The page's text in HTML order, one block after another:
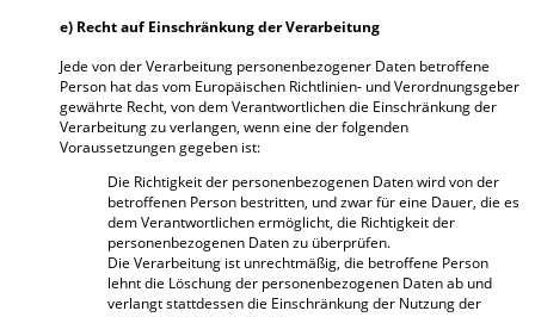
e) Recht auf Einschränkung der Verarbeitung
Jede von der Verarbeitung personenbezogener Daten betroffene
Person hat das vom Europäischen Richtlinien- und Verordnungsgeber
gewährte Recht, von dem Verantwortlichen die Einschränkung der
Verarbeitung zu verlangen, wenn eine der folgenden
Voraussetzungen gegeben ist:
Die Richtigkeit der personenbezogenen Daten wird von der
betroffenen Person bestritten, und zwar für eine Dauer, die es
dem Verantwortlichen ermöglicht, die Richtigkeit der
personenbezogenen Daten zu überprüfen.
Die Verarbeitung ist unrechtmäßig, die betroffene Person
lehnt die Löschung der personenbezogenen Daten ab und
verlangt stattdessen die Einschränkung der Nutzung der